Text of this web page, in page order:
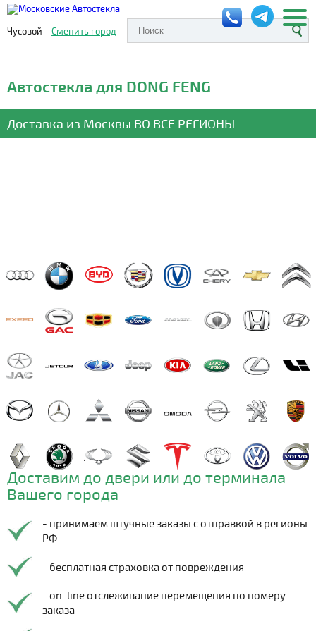
Чусовой | Сменить город
Автостекла для DONG FENG
Доставка из Москвы ВО ВСЕ РЕГИОНЫ
Доставим до двери или до терминала
Вашего города
- принимаем штучные заказы с отправкой в регионы
РФ
- бесплатная страховка от повреждения
- on-line отслеживание перемещения по номеру
заказа